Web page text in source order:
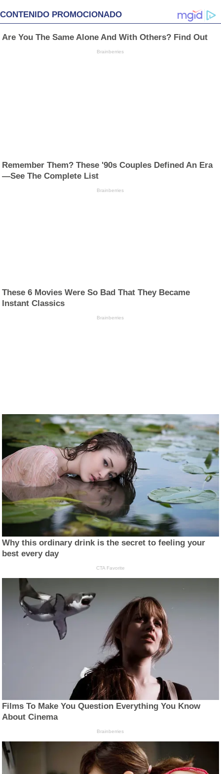
CONTENIDO PROMOCIONADO
Are You The Same Alone And With Others? Find Out
Brainberries
Remember Them? These '90s Couples Defined An Era
—See The Complete List
Brainberries
These 6 Movies Were So Bad That They Became
Instant Classics
Brainberries
Why this ordinary drink is the secret to feeling your
best every day
CTA Favorite
Films To Make You Question Everything You Know
About Cinema
Brainberries